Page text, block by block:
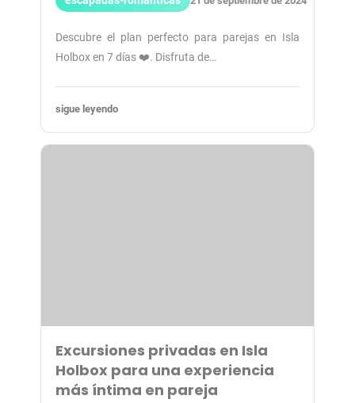
Descubre el plan perfecto para parejas en Isla
Holbox en 7 días ❤️. Disfruta de…
sigue leyendo
Excursiones privadas en Isla
Holbox para una experiencia
más íntima en pareja